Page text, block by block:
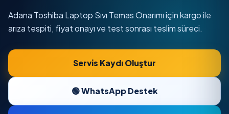
Adana Toshiba Laptop Sıvı Temas Onarımı için kargo ile
arıza tespiti, fiyat onayı ve test sonrası teslim süreci.
Servis Kaydı Oluştur
🟢 WhatsApp Destek